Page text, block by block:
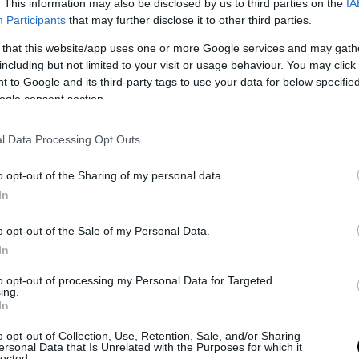
This information may also be disclosed by us to third parties on the
Participants that may further disclose it to other third parties.
that this website/app uses one or more Google services and may
but not limited to your visit or usage behaviour. You may
to Google and its third-party tags to use your data for below
consent section.
Data Processing Opt Outs
opt-out of the Sharing of my personal data.
opt-out of the Sale of my Personal Data.
opt-out of processing my Personal Data for Targeted
opt-out of Collection, Use, Retention, Sale, and/or Sharing
Data that Is Unrelated with the Purposes for which it
ένας καταξιωμένος μηχανικός, με 251
μέχρι σήμερα.
ανάπτυξης του ADAS της Honda από το 2015
με πληροφορίεςμπορεί να κάνει 5
να μοιάζεις με ήρωα manga, να είσαι
και ταυτόχρονα να σηκώνεις 170 κιλά πάγκο
Civic Type R: Το Ultimate Edition είναι το
στην Ευρώπη μόνο 40 κομμάτια